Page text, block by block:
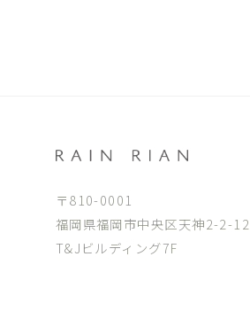
〒810-0001
福岡県福岡市中央区天神2-2-12
T&Jビルディング7F